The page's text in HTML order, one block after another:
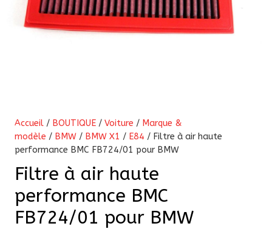
Accueil / BOUTIQUE / Voiture / Marque &
modèle / BMW / BMW X1 / E84 / Filtre à air haute
performance BMC FB724/01 pour BMW
Filtre à air haute
performance BMC
FB724/01 pour BMW